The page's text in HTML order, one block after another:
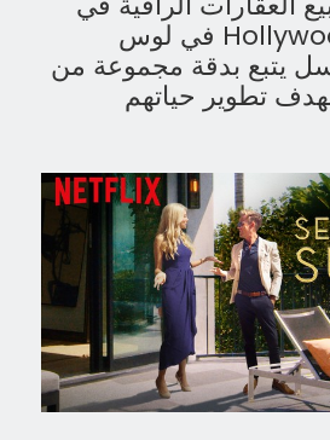
منطقة Hollywood Hills في لوس
يتبع بدقة مجموعة من
تطوير حياتهم